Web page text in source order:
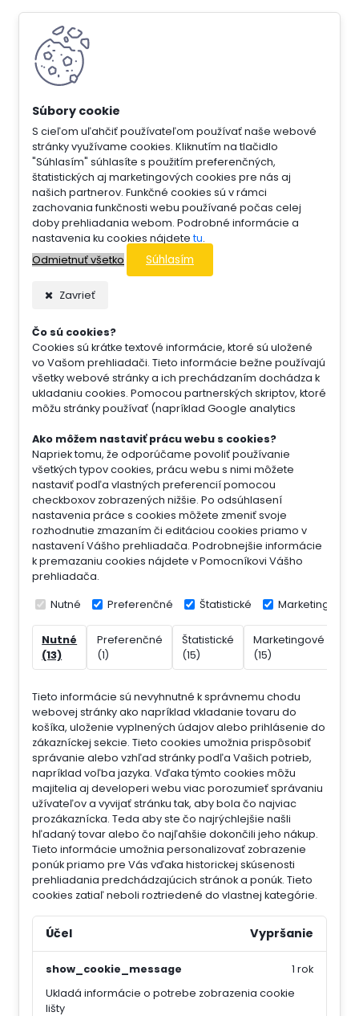
S cieľom uľahčiť používateľom používať naše webové
stránky využívame cookies. Kliknutím na tlačidlo
"Súhlasím" súhlasíte s použitím preferenčných,
štatistických aj marketingových cookies pre nás aj
našich partnerov. Funkčné cookies sú v rámci
zachovania funkčnosti webu používané počas celej
doby prehliadania webom. Podrobné informácie a
nastavenia ku cookies nájdete tu.
Odmietnuť všetko
Súhlasím
Zavrieť
Čo sú cookies?
Cookies sú krátke textové informácie, ktoré sú uložené
vo Vašom prehliadači. Tieto informácie bežne používajú
všetky webové stránky a ich prechádzaním dochádza k
ukladaniu cookies. Pomocou partnerských skriptov, ktoré
môžu stránky používať (napríklad Google analytics
Ako môžem nastaviť prácu webu s cookies?
Napriek tomu, že odporúčame povoliť používanie
všetkých typov cookies, prácu webu s nimi môžete
nastaviť podľa vlastných preferencií pomocou
checkboxov zobrazených nižšie. Po odsúhlasení
nastavenia práce s cookies môžete zmeniť svoje
rozhodnutie zmazaním či editáciou cookies priamo v
nastavení Vášho prehliadača. Podrobnejšie informácie
k premazaniu cookies nájdete v Pomocníkovi Vášho
prehliadača.
Nutné Preferenčné Štatistické Marketingové
Nutné
(13)
Preferenčné
(1)
Štatistické
(15)
Marketingové
(15)
Tieto informácie sú nevyhnutné k správnemu chodu
webovej stránky ako napríklad vkladanie tovaru do
košíka, uloženie vyplnených údajov alebo prihlásenie do
zákazníckej sekcie. Tieto cookies umožnia prispôsobiť
správanie alebo vzhľad stránky podľa Vašich potrieb,
napríklad voľba jazyka. Vďaka týmto cookies môžu
majitelia aj developeri webu viac porozumieť správaniu
užívateľov a vyvijať stránku tak, aby bola čo najviac
prozákaznícka. Teda aby ste čo najrýchlejšie našli
hľadaný tovar alebo čo najľahšie dokončili jeho nákup.
Tieto informácie umožnia personalizovať zobrazenie
ponúk priamo pre Vás vďaka historickej skúsenosti
prehliadania predchádzajúcich stránok a ponúk. Tieto
cookies zatiaľ neboli roztriedené do vlastnej kategórie.
Účel Vypršanie
show_cookie_message
Ukladá informácie o potrebe zobrazenia cookie
lišty
1 rok